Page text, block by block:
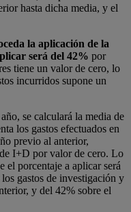
hasta dicha media, y el
la aplicación de la
será del 42% por
tiene un valor de cero, lo
incurridos supone un
se calculará la media de
los gastos efectuados en
previo al anterior,
I+D por valor de cero. Lo
el porcentaje a aplicar será
gastos de investigación y
y del 42% sobre el